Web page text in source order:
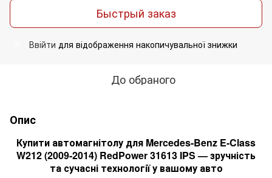
Быстрый заказ
Ввійти для відображення накопичувальної знижки
До обраного
Опис
Купити автомагнітолу для Mercedes-Benz E-Class
W212 (2009-2014) RedPower 31613 IPS — зручність
та сучасні технології у вашому авто